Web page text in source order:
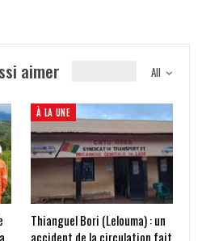
All
aimer
À LA UNE
Thianguel Bori (Lelouma) : un
accident de la circulation fait